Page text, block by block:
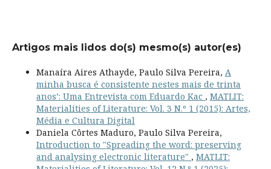
Artigos mais lidos do(s) mesmo(s) autor(es)
Manaíra Aires Athayde, Paulo Silva Pereira, A
minha busca é consistente nestes mais de trinta
anos’: Uma Entrevista com Eduardo Kac , MATLIT:
Materialities of Literature: Vol. 3 N.º 1 (2015): Artes,
Média e Cultura Digital
Daniela Côrtes Maduro, Paulo Silva Pereira,
Introduction to "Spreading the word: preserving
and analysing electronic literature" , MATLIT: